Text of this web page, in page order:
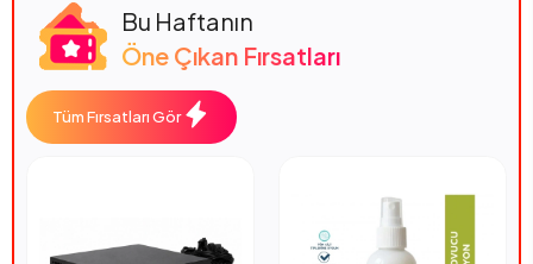
Bu Haftanın
Öne Çıkan Fırsatları
Tüm Fırsatları Gör